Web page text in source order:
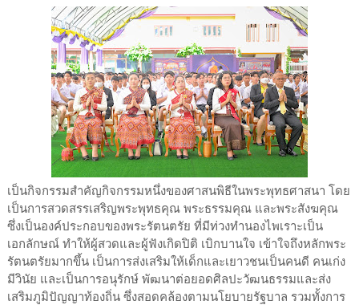
เป็นกิจกรรมสำคัญกิจกรรมหนึ่งของศาสนพิธีในพระพุทธศาสนา โดย
เป็นการสวดสรรเสริญพระพุทธคุณ พระธรรมคุณ และพระสังฆคุณ
ซึ่งเป็นองค์ประกอบของพระรัตนตรัย ที่มีท่วงทำนองไพเราะเป็น
เอกลักษณ์ ทำให้ผู้สวดและผู้ฟังเกิดปิติ เบิกบานใจ เข้าใจถึงหลักพระ
รัตนตรัยมากขึ้น เป็นการส่งเสริมให้เด็กและเยาวชนเป็นคนดี คนเก่ง
มีวินัย และเป็นการอนุรักษ์ พัฒนาต่อยอดศิลปะวัฒนธรรมและส่ง
เสริมภูมิปัญญาท้องถิ่น ซึ่งสอดคล้องตามนโยบายรัฐบาล รวมทั้งการ